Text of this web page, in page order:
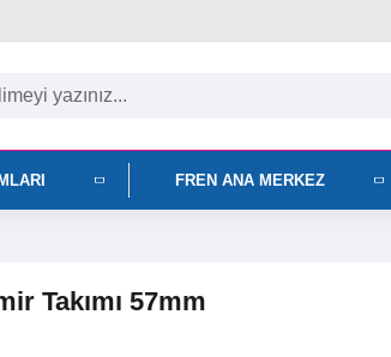
FREN ANA MERKEZ
Takımı 57mm